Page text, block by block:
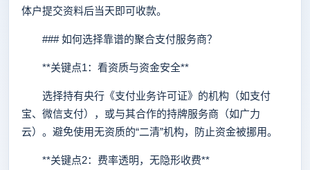
体户提交资料后当天即可收款。
### 如何选择靠谱的聚合支付服务商？
**关键点1：看资质与资金安全**
选择持有央行《支付业务许可证》的机构（如支付
宝、微信支付），或与其合作的持牌服务商（如广力
云）。避免使用无资质的“二清”机构，防止资金被挪用。
**关键点2：费率透明，无隐形收费**